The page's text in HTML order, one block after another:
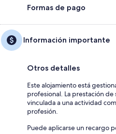
Formas de pago
Información importante
Otros detalles
Este alojamiento está
profesional. La prestación
vinculada a una actividad
profesión.
Puede aplicarse un recargo